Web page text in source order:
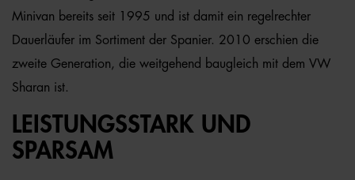
Minivan bereits seit 1995 und ist damit ein regelrechter
Dauerläufer im Sortiment der Spanier. 2010 erschien die
zweite Generation, die weitgehend baugleich mit dem VW
Sharan ist.
LEISTUNGSSTARK UND
SPARSAM